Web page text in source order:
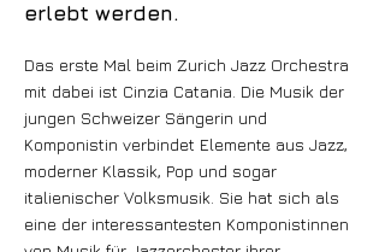
erlebt werden.
Das erste Mal beim Zurich Jazz Orchestra
mit dabei ist Cinzia Catania. Die Musik der
jungen Schweizer Sängerin und
Komponistin verbindet Elemente aus Jazz,
moderner Klassik, Pop und sogar
italienischer Volksmusik. Sie hat sich als
eine der interessantesten Komponistinnen